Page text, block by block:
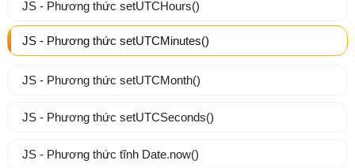
JS - Phương thức setUTCHours()
JS - Phương thức setUTCMinutes()
JS - Phương thức setUTCMonth()
JS - Phương thức setUTCSeconds()
JS - Phương thức tĩnh Date.now()